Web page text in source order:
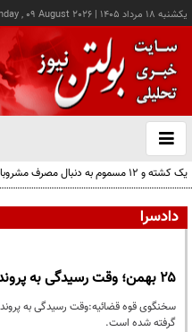
يکشنبه ۱۸ مرداد ۱۴۰۵ |
, 09 August 2026
باز
و
یک کشته و ۱۲ مسموم به دنبال مصرف مشروبات الکلی در نیشابور
دادسرا
۲۵ بهمن؛ وقت رسیدگی به پرونده پژمان جمشیدی
گرفته شده است.